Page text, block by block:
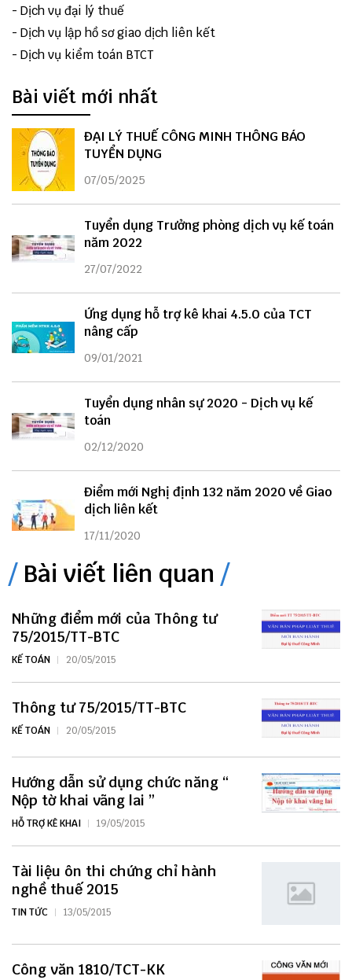
- Dịch vụ đại lý thuế
- Dịch vụ lập hồ sơ giao dịch liên kết
- Dịch vụ kiểm toán BTCT
Bài viết mới nhất
ĐẠI LÝ THUẾ CÔNG MINH THÔNG BÁO
TUYỂN DỤNG
07/05/2025
Tuyển dụng Trưởng phòng dịch vụ kế toán
năm 2022
27/07/2022
Ứng dụng hỗ trợ kê khai 4.5.0 của TCT
nâng cấp
09/01/2021
Tuyển dụng nhân sự 2020 - Dịch vụ kế
toán
02/12/2020
Điểm mới Nghị định 132 năm 2020 về Giao
dịch liên kết
17/11/2020
Bài viết liên quan
Những điểm mới của Thông tư
75/2015/TT-BTC
KẾ TOÁN 20/05/2015
Thông tư 75/2015/TT-BTC
KẾ TOÁN 20/05/2015
Hướng dẫn sử dụng chức năng “
Nộp tờ khai vãng lai ”
HỖ TRỢ KÊ KHAI 19/05/2015
Tài liệu ôn thi chứng chỉ hành
nghề thuế 2015
TIN TỨC 13/05/2015
Công văn 1810/TCT-KK